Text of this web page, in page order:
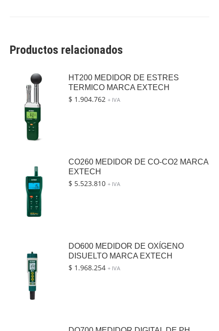
Productos relacionados
HT200 MEDIDOR DE ESTRES
TERMICO MARCA EXTECH
$ 1.904.762 + IVA
CO260 MEDIDOR DE CO-CO2 MARCA
EXTECH
$ 5.523.810 + IVA
DO600 MEDIDOR DE OXÍGENO
DISUELTO MARCA EXTECH
$ 1.968.254 + IVA